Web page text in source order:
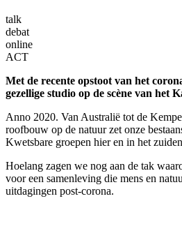
talk
debat
online
ACT
Met de recente opstoot van het
gezellige studio op de scène van het
Anno 2020. Van Australië tot de
roofbouw op de natuur zet onze
Kwetsbare groepen hier en in het
Hoelang zagen we nog aan de tak
voor een samenleving die mens en
uitdagingen post-corona.